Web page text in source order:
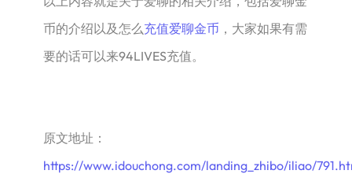
币的介绍以及怎么充值爱聊金币 ，大家如果有需
要的话可以来94LIVES充值。
原文地址：
https://www.idouchong.com/landing_zhibo/iliao/